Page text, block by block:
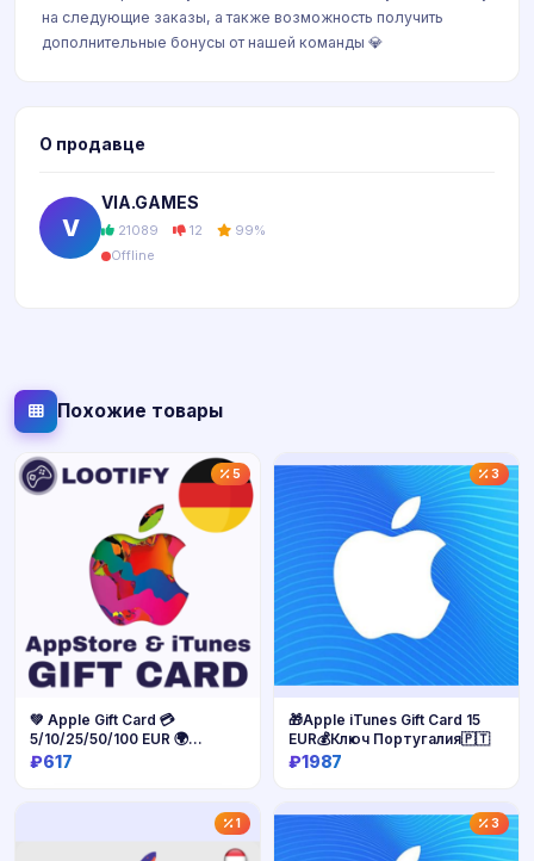
на следующие заказы, а также возможность получить
дополнительные бонусы от нашей команды 💎
О продавце
V
VIA.GAMES
21089 12 99%
Offline
Похожие товары
5
💚 Apple Gift Card 💳
5/10/25/50/100 EUR 🌍
Германия
₽617
3
Купить
🎁Apple iTunes Gift Card 15
EUR💰Ключ Португалия🇵🇹
₽1987
1 3